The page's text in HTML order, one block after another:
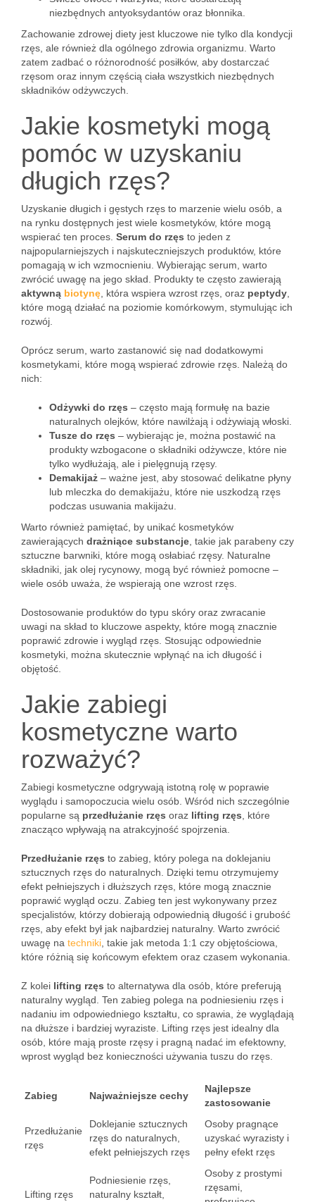
niezbędnych antyoksydantów oraz błonnika.
Zachowanie zdrowej diety jest kluczowe nie tylko dla kondycji
rzęs, ale również dla ogólnego zdrowia organizmu. Warto
zatem zadbać o różnorodność posiłków, aby dostarczać
rzęsom oraz innym częścią ciała wszystkich niezbędnych
składników odżywczych.
Jakie kosmetyki mogą
pomóc w uzyskaniu
długich rzęs?
Uzyskanie długich i gęstych rzęs to marzenie wielu osób, a
na rynku dostępnych jest wiele kosmetyków, które mogą
wspierać ten proces. Serum do rzęs to jeden z
najpopularniejszych i najskuteczniejszych produktów, które
pomagają w ich wzmocnieniu. Wybierając serum, warto
zwrócić uwagę na jego skład. Produkty te często zawierają
aktywną biotynę , która wspiera wzrost rzęs, oraz peptydy
które mogą działać na poziomie komórkowym, stymulując ich
rozwój.
Oprócz serum, warto zastanowić się nad dodatkowymi
kosmetykami, które mogą wspierać zdrowie rzęs. Należą do
nich:
Odżywki do rzęs – często mają formułę na bazie
naturalnych olejków, które nawilżają i odżywiają włoski.
Tusze do rzęs – wybierając je, można postawić na
produkty wzbogacone o składniki odżywcze, które nie
tylko wydłużają, ale i pielęgnują rzęsy.
Demakijaż – ważne jest, aby stosować delikatne płyny
lub mleczka do demakijażu, które nie uszkodzą rzęs
podczas usuwania makijażu.
Warto również pamiętać, by unikać kosmetyków
zawierających drażniące substancje , takie jak parabeny czy
sztuczne barwniki, które mogą osłabiać rzęsy. Naturalne
składniki, jak olej rycynowy, mogą być również pomocne –
wiele osób uważa, że wspierają one wzrost rzęs.
Dostosowanie produktów do typu skóry oraz zwracanie
uwagi na skład to kluczowe aspekty, które mogą znacznie
poprawić zdrowie i wygląd rzęs. Stosując odpowiednie
kosmetyki, można skutecznie wpłynąć na ich długość i
objętość.
Jakie zabiegi
kosmetyczne warto
rozważyć?
Zabiegi kosmetyczne odgrywają istotną rolę w poprawie
wyglądu i samopoczucia wielu osób. Wśród nich szczególnie
popularne są przedłużanie rzęs oraz lifting rzęs , które
znacząco wpływają na atrakcyjność spojrzenia.
Przedłużanie rzęs to zabieg, który polega na doklejaniu
sztucznych rzęs do naturalnych. Dzięki temu otrzymujemy
efekt pełniejszych i dłuższych rzęs, które mogą znacznie
poprawić wygląd oczu. Zabieg ten jest wykonywany przez
specjalistów, którzy dobierają odpowiednią długość i grubość
rzęs, aby efekt był jak najbardziej naturalny. Warto zwrócić
uwagę na techniki , takie jak metoda 1:1 czy objętościowa,
które różnią się końcowym efektem oraz czasem wykonania.
Z kolei lifting rzęs to alternatywa dla osób, które preferują
naturalny wygląd. Ten zabieg polega na podniesieniu rzęs i
nadaniu im odpowiedniego kształtu, co sprawia, że wyglądają
na dłuższe i bardziej wyraziste. Lifting rzęs jest idealny dla
osób, które mają proste rzęsy i pragną nadać im efektowny,
wprost wygląd bez konieczności używania tuszu do rzęs.
Zabieg Najważniejsze cechy
Najlepsze
zastosowanie
Przedłużanie
rzęs
Doklejanie sztucznych
rzęs do naturalnych,
efekt pełniejszych rzęs
Osoby pragnące
uzyskać wyrazisty i
pełny efekt rzęs
Lifting rzęs
Podniesienie rzęs,
naturalny kształt,
Osoby z prostymi
rzęsami,